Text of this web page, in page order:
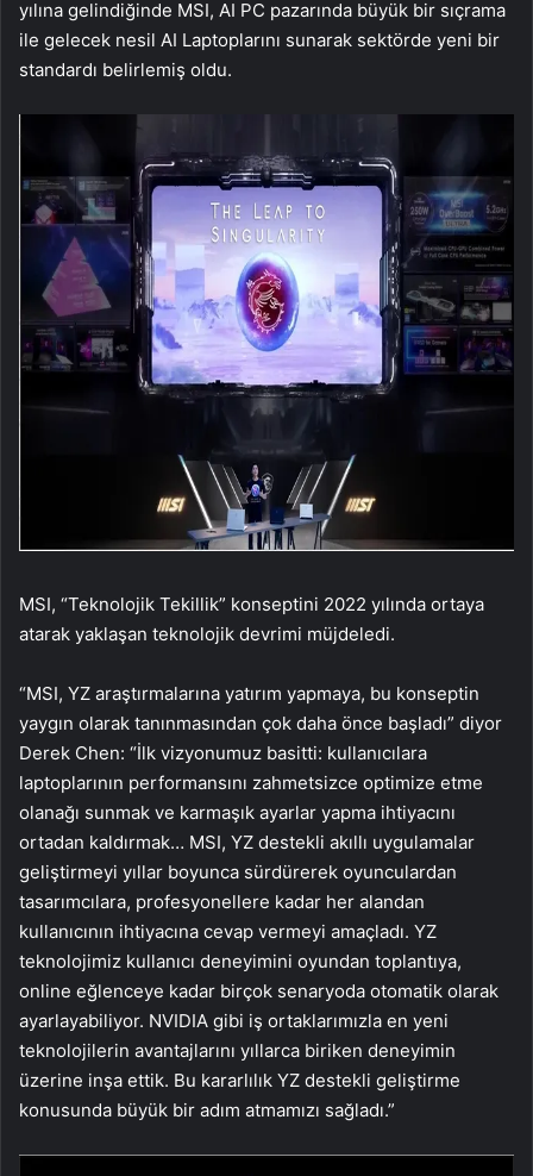
yılına gelindiğinde MSI, AI PC pazarında büyük bir sıçrama
ile gelecek nesil AI Laptoplarını sunarak sektörde yeni bir
standardı belirlemiş oldu.
MSI, “Teknolojik Tekillik” konseptini 2022 yılında ortaya
atarak yaklaşan teknolojik devrimi müjdeledi.
“MSI, YZ araştırmalarına yatırım yapmaya, bu konseptin
yaygın olarak tanınmasından çok daha önce başladı” diyor
Derek Chen: “İlk vizyonumuz basitti: kullanıcılara
laptoplarının performansını zahmetsizce optimize etme
olanağı sunmak ve karmaşık ayarlar yapma ihtiyacını
ortadan kaldırmak… MSI, YZ destekli akıllı uygulamalar
geliştirmeyi yıllar boyunca sürdürerek oyunculardan
tasarımcılara, profesyonellere kadar her alandan
kullanıcının ihtiyacına cevap vermeyi amaçladı. YZ
teknolojimiz kullanıcı deneyimini oyundan toplantıya,
online eğlenceye kadar birçok senaryoda otomatik olarak
ayarlayabiliyor. NVIDIA gibi iş ortaklarımızla en yeni
teknolojilerin avantajlarını yıllarca biriken deneyimin
üzerine inşa ettik. Bu kararlılık YZ destekli geliştirme
konusunda büyük bir adım atmamızı sağladı.”